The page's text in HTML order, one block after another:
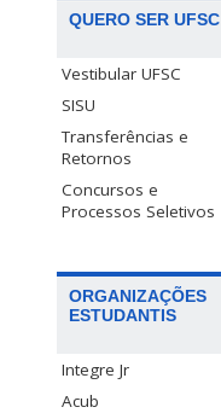
QUERO SER UFSC
Vestibular UFSC
SISU
Transferências e
Retornos
Concursos e
Processos Seletivos
ORGANIZAÇÕES
ESTUDANTIS
Integre Jr
Acub